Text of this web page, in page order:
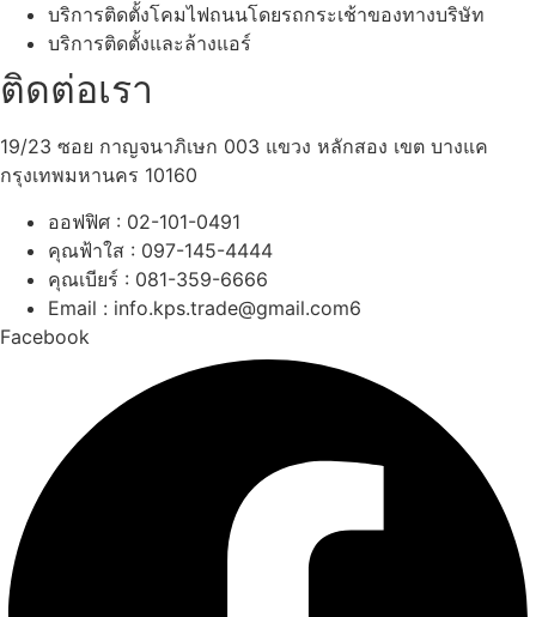
บริการติดตั้งโคมไฟถนนโดยรถกระเช้าของทางบริษัท
บริการติดตั้งและล้างแอร์
ติดต่อเรา
19/23 ซอย กาญจนาภิเษก 003 แขวง หลักสอง เขต บางแค
กรุงเทพมหานคร 10160
ออฟฟิศ : 02-101-0491
คุณฟ้าใส : 097-145-4444
คุณเบียร์ : 081-359-6666
Email : info.kps.trade@gmail.com6
Facebook